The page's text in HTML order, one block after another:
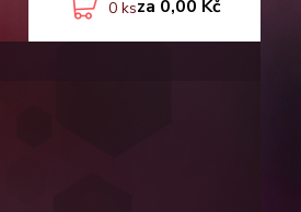
0 ksza 0,00 Kč